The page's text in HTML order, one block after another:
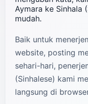
Aymara ke Sinhala
mudah.
Baik untuk
website, posting
sehari-hari,
(Sinhalese) kami
langsung di